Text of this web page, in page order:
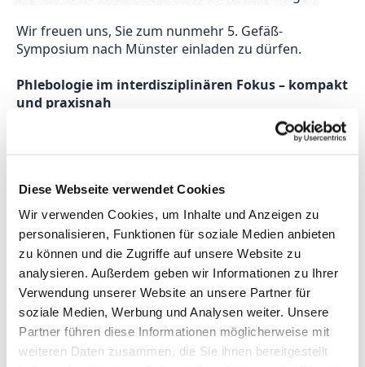
Diese Webseite verwendet Cookies
Wir verwenden Cookies, um Inhalte und Anzeigen zu
personalisieren, Funktionen für soziale Medien anbieten
zu können und die Zugriffe auf unsere Website zu
analysieren. Außerdem geben wir Informationen zu Ihrer
Verwendung unserer Website an unsere Partner für
soziale Medien, Werbung und Analysen weiter. Unsere
Partner führen diese Informationen möglicherweise mit
weiteren Daten zusammen, die Sie ihnen bereitgestellt
Wir freuen uns, Sie zum nunmehr 5. Gefäß-
Symposium nach Münster einladen zu dürfen.
Phlebologie im interdisziplinären Fokus – kompakt
und praxisnah
Die Phlebologie ist ein vielseitiges Fachgebiet mit
Gefäßchirurgie macht sie zu einem interdisziplinären
Querschnittsfach mit besonderem Anspruch. Gerade
diese fachübergreifende Komplexität stellt eine
Herausforderung für strukturierte
Fortbildungsformate dar – eine Herausforderung,
der wir uns mit unserer Fortbildungsreihe gezielt
stellen.
„Xperience meets Enthusiasm – Begeisterung trifft
Erfahrung“, unter diesem Leitmotiv möchte das